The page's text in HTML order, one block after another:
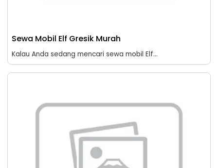
Sewa Mobil Elf Gresik Murah
Kalau Anda sedang mencari sewa mobil Elf...